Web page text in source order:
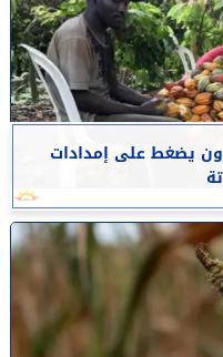
يضغط على إمدادات